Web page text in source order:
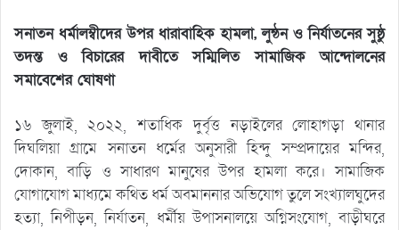
সনাতন ধর্মালম্বীদের উপর ধারাবাহিক হামলা, লুন্ঠন ও নির্যাতনের সুষ্ঠু
তদন্ত ও বিচারের দাবীতে সম্মিলিত সামাজিক আন্দোলনের
সমাবেশের ঘোষণা
১৬ জুলাই, ২০২২, শতাধিক দুর্বৃত্ত নড়াইলের লোহাগড়া থানার
দিঘলিয়া গ্রামে সনাতন ধর্মের অনুসারী হিন্দু সম্প্রদায়ের মন্দির,
দোকান, বাড়ি ও সাধারণ মানুষের উপর হামলা করে। সামাজিক
যোগাযোগ মাধ্যমে কথিত ধর্ম অবমাননার অভিযোগ তুলে সংখ্যালঘুদের
হত্যা, নিপীড়ন, নির্যাতন, ধর্মীয় উপাসনালয়ে অগ্নিসংযোগ, বাড়ীঘরে